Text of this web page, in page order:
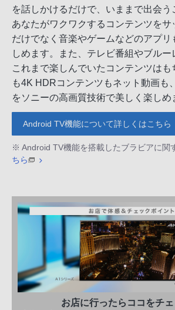
を話しかけるだけで、いままで出会う
あなたがワクワクするコンテンツをサ
だけでなく音楽やゲームなどのアプリ
しめます。また、テレビ番組やブル
これまで楽しんでいたコンテンツはも
も4K HDRコンテンツもネット動画も
をソニーの高画質技術で美しく楽しめ
Android TV機能について詳しくはこちら
※ Android TV機能を搭載したブラビアに関
ちら
お店に行ったらココをチェ